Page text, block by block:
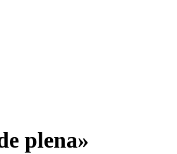
plena»